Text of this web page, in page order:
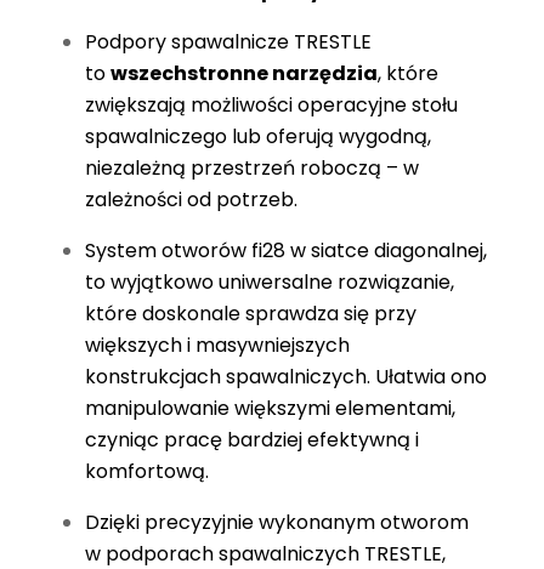
Podpory spawalnicze TRESTLE
towszechstronne narzędzia, które
zwiększają możliwości operacyjne stołu
spawalniczego lub oferują wygodną,
niezależną przestrzeń roboczą – w
zależności od potrzeb.
System otworów fi28 w siatce diagonalnej,
to wyjątkowo uniwersalne rozwiązanie,
które doskonale sprawdza się przy
większych i masywniejszych
konstrukcjach spawalniczych. Ułatwia ono
manipulowanie większymi elementami,
czyniąc pracę bardziej efektywną i
komfortową.
Dzięki precyzyjnie wykonanym otworom
w podporach spawalniczych TRESTLE,